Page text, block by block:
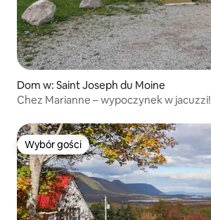
Dom w: Saint Joseph du Moine
Chez Marianne – wypoczynek w jacuzzi!
Wybór gości
Wybór gości